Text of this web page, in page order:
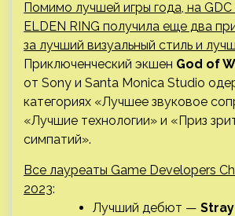
Помимо лучшей игры года, на
ELDEN RING получила еще два
за лучший визуальный стиль и
Приключенческий экшен God of
от Sony и Santa Monica Studio
категориях «Лучшее звуковое
«Лучшие технологии» и «Приз
симпатий».
Все лауреаты Game Developers
2023:
Лучший дебют — Stray